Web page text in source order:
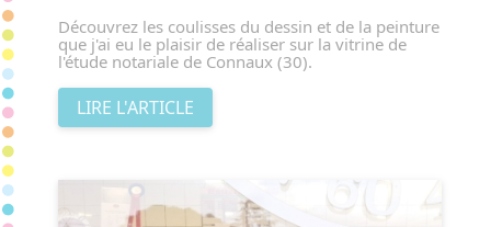
Découvrez les coulisses du dessin et de la peinture
que j'ai eu le plaisir de réaliser sur la vitrine de
l'étude notariale de Connaux (30).
LIRE L'ARTICLE